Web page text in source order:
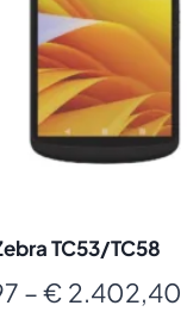
TC53/TC58
–€ 2.402,40